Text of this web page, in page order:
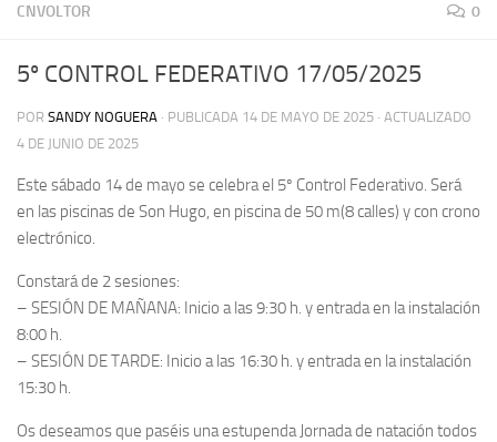
CNVOLTOR 0
5º CONTROL FEDERATIVO 17/05/2025
POR SANDY NOGUERA · PUBLICADA 14 DE MAYO DE 2025 · ACTUALIZADO
4 DE JUNIO DE 2025
Este sábado 14 de mayo se celebra el 5º Control Federativo. Será
en las piscinas de Son Hugo, en piscina de 50 m(8 calles) y con crono
electrónico.
Constará de 2 sesiones:
– SESIÓN DE MAÑANA: Inicio a las 9:30 h. y entrada en la instalación
8:00 h.
– SESIÓN DE TARDE: Inicio a las 16:30 h. y entrada en la instalación
15:30 h.
Os deseamos que paséis una estupenda Jornada de natación todos